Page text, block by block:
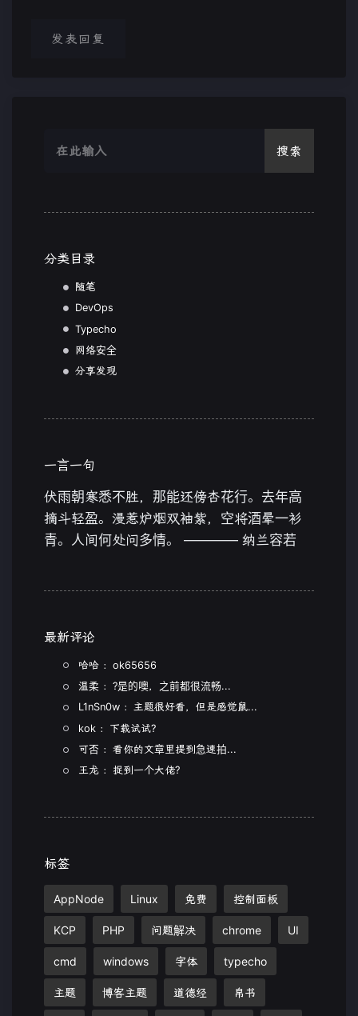
发表回复
搜索
分类目录
随笔
DevOps
Typecho
网络安全
分享发现
一言一句
伏雨朝寒悉不胜，那能还傍杏花行。去年高
摘斗轻盈。漫惹炉烟双袖紫，空将酒晕一衫
青。人间何处问多情。 ———— 纳兰容若
最新评论
哈哈 ：ok65656
温柔 ：?是的噢，之前都很流畅...
L1nSn0w ：主题很好看，但是感觉鼠...
kok ：下载试试?
可否 ：看你的文章里提到急速拍...
王龙 ：捉到一个大佬?
标签
AppNode Linux 免费 控制面板
KCP PHP 问题解决 chrome UI
cmd windows 字体 typecho
主题 博客主题 道德经 帛书